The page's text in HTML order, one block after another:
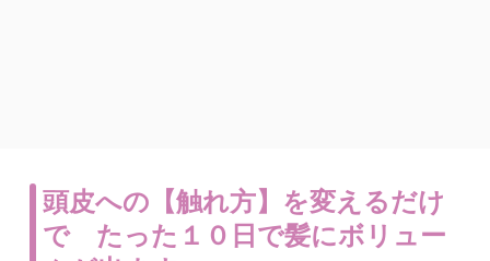
頭皮への【触れ方】を変えるだけ
で たった１０日で髪にボリュー